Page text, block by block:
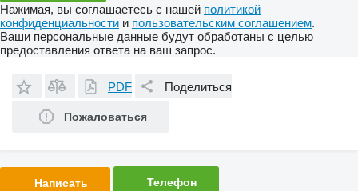
Нажимая, вы соглашаетесь с нашей политикой
конфиденциальности и пользовательским соглашением.
Ваши персональные данные будут обработаны с целью
предоставления ответа на ваш запрос.
PDF Поделиться
Пожаловаться
Написать Телефон